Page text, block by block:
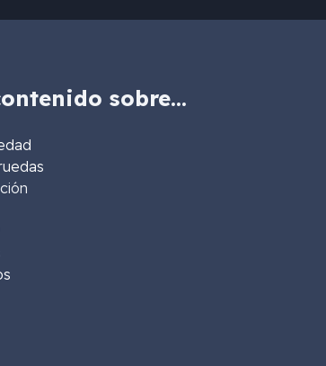
sobre…